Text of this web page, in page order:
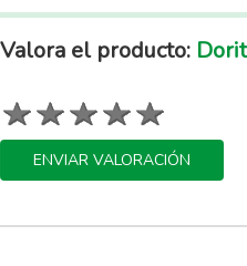
Valora el producto:
ENVIAR VALORACIÓN